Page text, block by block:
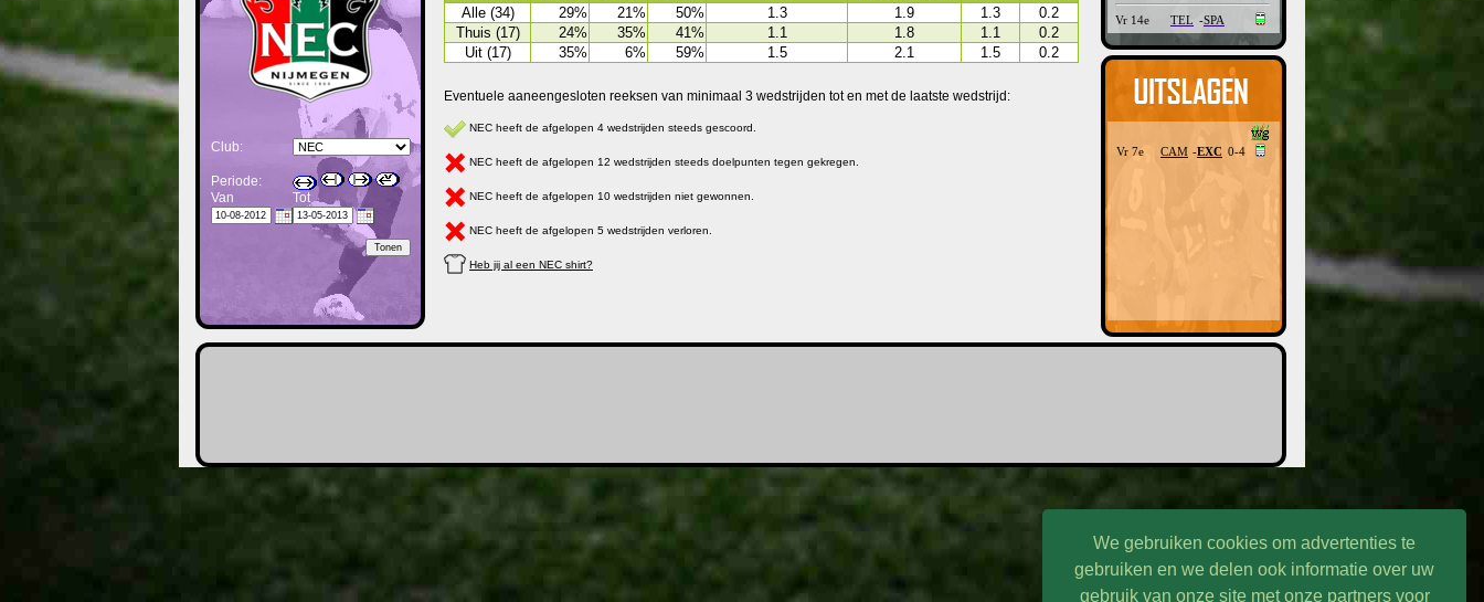
We gebruiken cookies om advertenties te
gebruiken en we delen ook informatie over uw
gebruik van onze site met onze partners voor
Alle (34)
29% 21% 50% 1.3 1.9 1.3
0.2
Thuis (17)
24% 35% 41% 1.1 1.8 1.1
0.2
Uit (17)
35% 6% 59% 1.5 2.1 1.5 0.2
Eventuele aaneengesloten reeksen van minimaal 3 wedstrijden tot en met de laatste wedstrijd:
NEC heeft de afgelopen 4 wedstrijden steeds gescoord.
NEC heeft de afgelopen 12 wedstrijden steeds doelpunten tegen gekregen.
NEC heeft de afgelopen 10 wedstrijden niet gewonnen.
NEC heeft de afgelopen 5 wedstrijden verloren.
Heb jij al een NEC shirt?
Club:
Periode:
Van
Tot
Vr 14e TEL -SPA
Vr 7e CAM -EXC 0-4